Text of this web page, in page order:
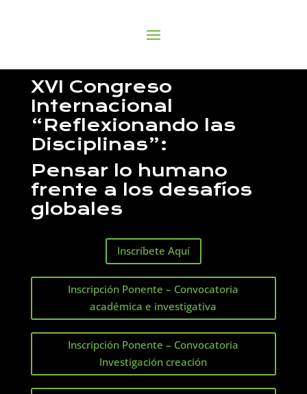
XVI Congreso
Internacional
“Reflexionando las
Disciplinas”:
Pensar lo humano
frente a los desafíos
globales
Inscríbete Aquí
Inscripción Ponente – Convocatoria
académica e investigativa
Inscripción Ponente – Convocatoria
Investigación creación